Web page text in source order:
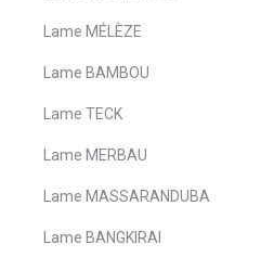
Lame MÉLÈZE
Lame BAMBOU
Lame TECK
Lame MERBAU
Lame MASSARANDUBA
Lame BANGKIRAI